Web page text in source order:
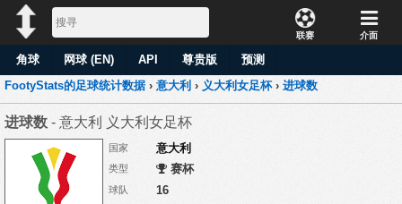
联赛 介面
角球 网球 (EN) API 尊贵版
预测
FootyStats的足球统计数据 › 意大利 › 义大利女足杯› 进球数
进球数 - 意大利 义大利女足杯
国家 意大利
类型 赛杯
球队 16